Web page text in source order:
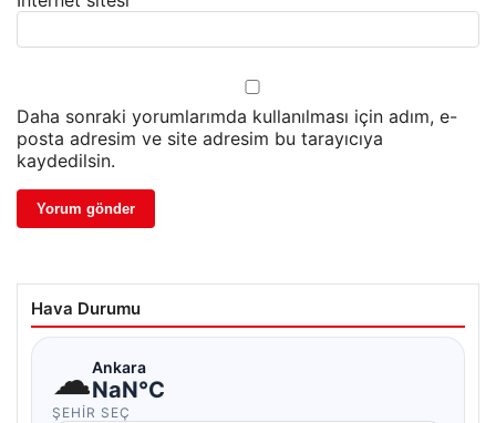
Daha sonraki yorumlarımda kullanılması için adım, e-
posta adresim ve site adresim bu tarayıcıya
kaydedilsin.
Hava Durumu
☁Ankara
NaN°C
ŞEHIR SEÇ